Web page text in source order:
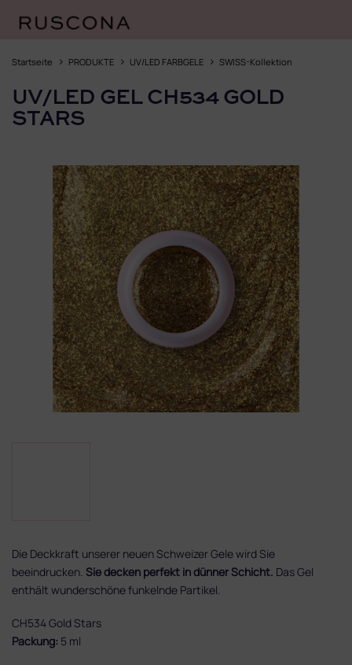
InhaltStartseite PRODUKTE UV/LED FARBGELE SWISS-Kollektion
UV/LED GEL CH534 GOLD
STARS
Die Deckkraft unserer neuen Schweizer Gele wird Sie
beeindrucken. Sie decken perfekt in dünner Schicht. Das Gel
enthält wunderschöne funkelnde Partikel.
CH534 Gold Stars
Packung: 5 ml